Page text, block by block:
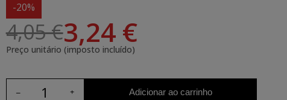
-20%
4,05 €3,24 €
Preço unitário (imposto incluído)
Adicionar ao carrinho